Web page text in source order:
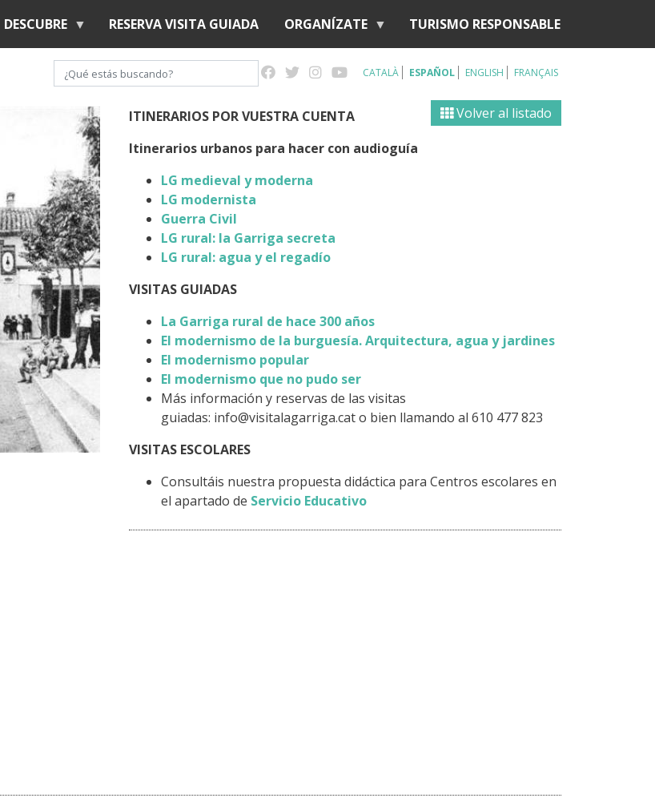
al
contenido
principal
DESCUBRE RESERVA VISITA GUIADA ORGANÍZATE TURISMO RESPONSABLE
CATALÀ ESPAÑOL ENGLISH FRANÇAIS
Buscar
Volver al listado
ITINERARIOS POR VUESTRA CUENTA
Itinerarios urbanos para hacer con audioguía
LG medieval y moderna
LG modernista
Guerra Civil
LG rural: la Garriga secreta
LG rural: agua y el regadío
VISITAS GUIADAS
La Garriga rural de hace 300 años
El modernismo de la burguesía. Arquitectura, agua y jardines
El modernismo popular
El modernismo que no pudo ser
Más información y reservas de las visitas
guiadas: info@visitalagarriga.cat o bien llamando al 610 477 823
VISITAS ESCOLARES
Consultáis nuestra propuesta didáctica para Centros escolares en
el apartado de Servicio Educativo